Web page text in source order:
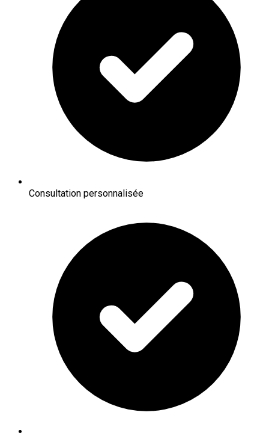
Consultation personnalisée